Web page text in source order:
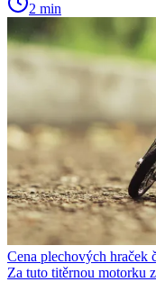
2 min
Cena plechových hraček
Za tuto titěrnou motorku